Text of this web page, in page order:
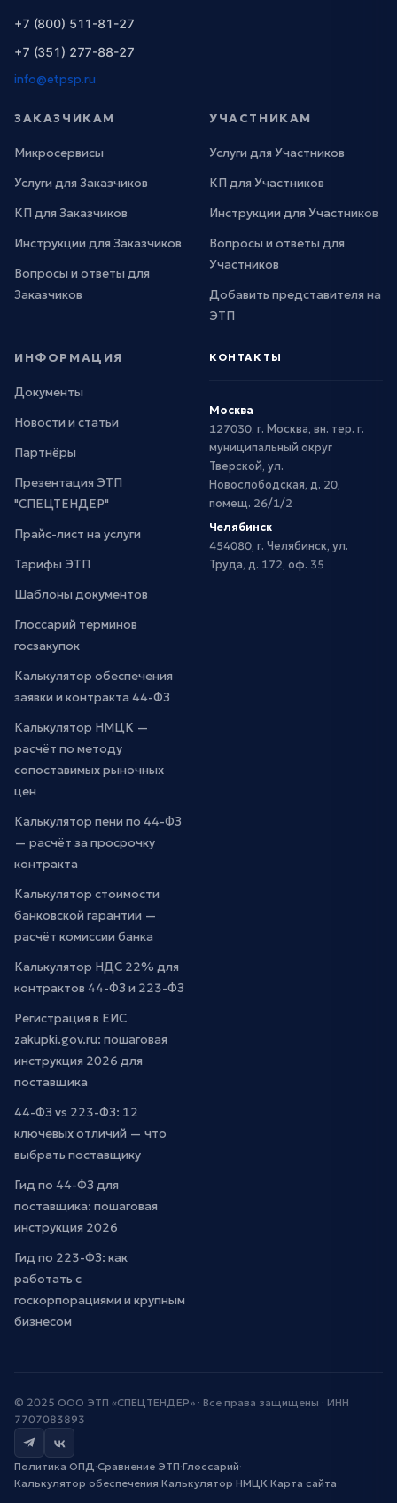
+7 (800) 511-81-27
+7 (351) 277-88-27
info@etpsp.ru
ЗАКАЗЧИКАМ
Микросервисы
Услуги для Заказчиков
КП для Заказчиков
Инструкции для Заказчиков
Вопросы и ответы для
Заказчиков
УЧАСТНИКАМ
Услуги для Участников
КП для Участников
Инструкции для Участников
Вопросы и ответы для
Участников
Добавить представителя на
ЭТП
ИНФОРМАЦИЯ
Документы
Новости и статьи
Партнёры
Презентация ЭТП
"СПЕЦТЕНДЕР"
Прайс-лист на услуги
Тарифы ЭТП
Шаблоны документов
Глоссарий терминов
госзакупок
Калькулятор обеспечения
заявки и контракта 44-ФЗ
Калькулятор НМЦК —
расчёт по методу
сопоставимых рыночных
цен
Калькулятор пени по 44-ФЗ
— расчёт за просрочку
контракта
Калькулятор стоимости
банковской гарантии —
расчёт комиссии банка
Калькулятор НДС 22% для
контрактов 44-ФЗ и 223-ФЗ
Регистрация в ЕИС
zakupki.gov.ru: пошаговая
инструкция 2026 для
поставщика
44-ФЗ vs 223-ФЗ: 12
ключевых отличий — что
выбрать поставщику
Гид по 44-ФЗ для
поставщика: пошаговая
инструкция 2026
Гид по 223-ФЗ: как
работать с
госкорпорациями и крупным
бизнесом
КОНТАКТЫ
Москва
127030, г. Москва, вн. тер. г.
муниципальный округ
Тверской, ул.
Новослободская, д. 20,
помещ. 26/1/2
Челябинск
454080, г. Челябинск, ул.
Труда, д. 172, оф. 35
© 2025 ООО ЭТП «СПЕЦТЕНДЕР» · Все права защищены · ИНН
7707083893
Политика ОПД·Сравнение ЭТП·Глоссарий·
Калькулятор обеспечения·Калькулятор НМЦК·Карта сайта·